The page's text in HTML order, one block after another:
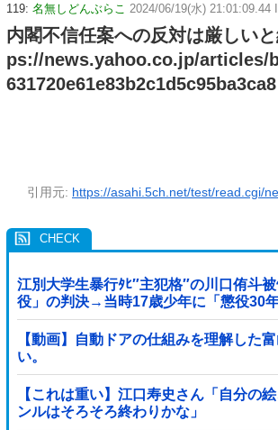
119: 名無しどんぶらこ 2024/06/19(水) 21:01:09.44
内閣不信任案への反対は厳しい
ps://news.yahoo.co.jp/articles/
631720e61e83b2c1d5c95ba3ca8
引用元: https://asahi.5ch.net/test/read.cgi/
江別大学生暴行ﾀﾋ″主犯格″の川口侑斗
役」の判決→当時17歳少年に「懲役30
【動画】自動ドアの仕組みを理解した
い。
【これは重い】江口寿史さん「自分の
ンルはそろそろ終わりかな」